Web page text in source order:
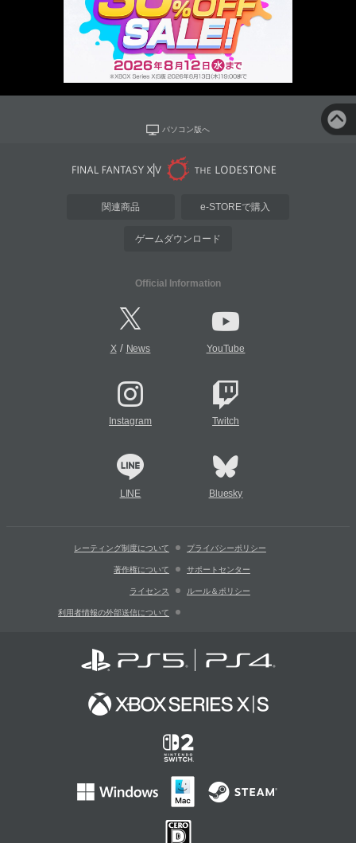
パソコン版へ
関連商品 e-STOREで購入
ゲームダウンロード
Official Information
X/ News YouTube
Instagram Twitch
LINE Bluesky
レーティング制度について プライバシーポリシー
著作権について サポートセンター
ライセンス ルール＆ポリシー
利用者情報の外部送信について